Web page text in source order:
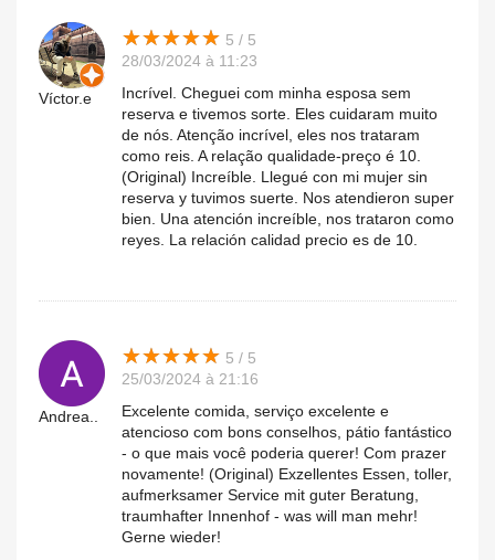
Víctor.e
★★★★★
★★★★★ 5 / 5
28/03/2024 à 11:23
Incrível. Cheguei com minha esposa sem
reserva e tivemos sorte. Eles cuidaram muito
de nós. Atenção incrível, eles nos trataram
como reis. A relação qualidade-preço é 10.
(Original) Increíble. Llegué con mi mujer sin
reserva y tuvimos suerte. Nos atendieron super
bien. Una atención increíble, nos trataron como
reyes. La relación calidad precio es de 10.
Andrea..
★★★★★
★★★★★ 5 / 5
25/03/2024 à 21:16
Excelente comida, serviço excelente e
atencioso com bons conselhos, pátio fantástico
- o que mais você poderia querer! Com prazer
novamente! (Original) Exzellentes Essen, toller,
aufmerksamer Service mit guter Beratung,
traumhafter Innenhof - was will man mehr!
Gerne wieder!